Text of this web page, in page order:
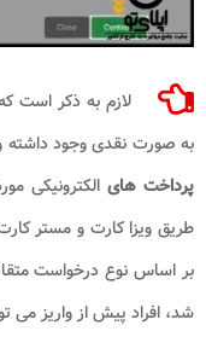
لازم به ذکر است
به صورت نقدی وجود داشته و در
پرداخت هایالکترونیکی
طریق ویزا کارت و مستر کارت
بر اساس نوع درخواست
شد، افراد پیش از واریز می